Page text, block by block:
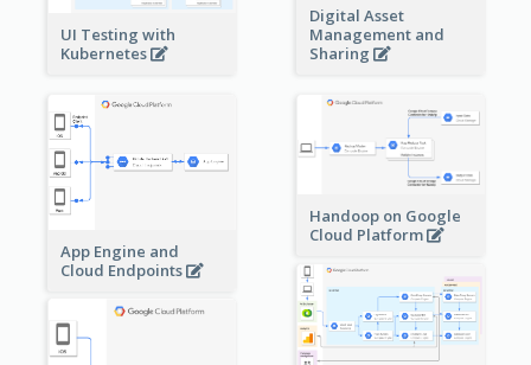
Digital Asset
Management and
Sharing
UI Testing with
Kubernetes
App Engine and
Cloud Endpoints
Handoop on Google
Cloud Platform